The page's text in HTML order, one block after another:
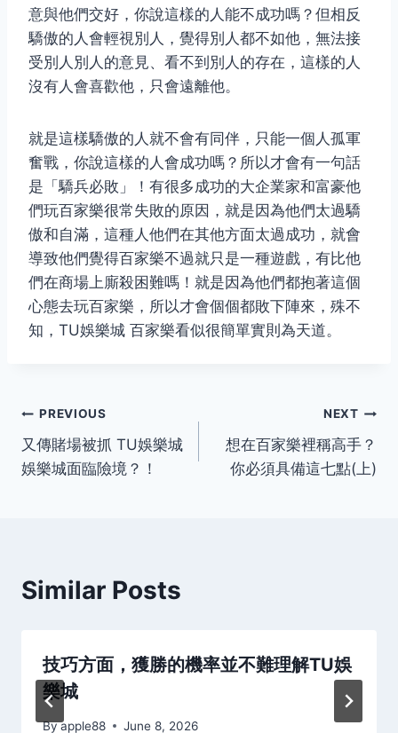
意與他們交好，你說這樣的人能不成功嗎？但相反
驕傲的人會輕視別人，覺得別人都不如他，無法接
受別人別人的意見、看不到別人的存在，這樣的人
沒有人會喜歡他，只會遠離他。
就是這樣驕傲的人就不會有同伴，只能一個人孤軍
奮戰，你說這樣的人會成功嗎？所以才會有一句話
是「驕兵必敗」！有很多成功的大企業家和富豪他
們玩百家樂很常失敗的原因，就是因為他們太過驕
傲和自滿，這種人他們在其他方面太過成功，就會
導致他們覺得百家樂不過就只是一種遊戲，有比他
們在商場上廝殺困難嗎！就是因為他們都抱著這個
心態去玩百家樂，所以才會個個都敗下陣來，殊不
知，TU娛樂城 百家樂看似很簡單實則為天道。
Post
navigation
PREVIOUS
又傳賭場被抓 TU娛樂城
娛樂城面臨險境？！
NEXT
想在百家樂裡稱高手？
你必須具備這七點(上)
Similar Posts
技巧方面，獲勝的機率並不難理解TU娛
樂城
Byapple88 June 8, 2026